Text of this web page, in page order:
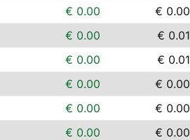
€ 0.00 € 0.00
€ 0.00 € 0.01
€ 0.00 € 0.01
€ 0.00 € 0.00
€ 0.00 € 0.00
€ 0.00 € 0.00